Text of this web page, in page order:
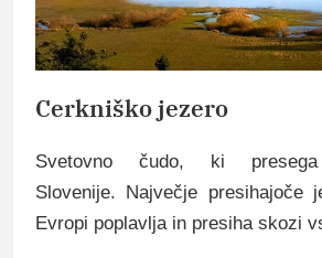
Cerkniško jezero
Svetovno čudo, ki
Slovenije. Največje presihajoče
Evropi poplavlja in presiha skozi